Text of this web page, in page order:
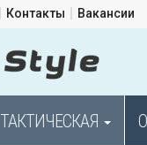
Контакты Вакансии
ТАКТИЧЕСКАЯ